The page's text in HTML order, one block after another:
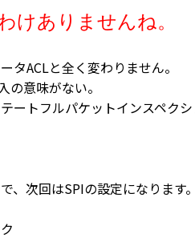
けありませんね。
タACLと全く変わりません。
の意味がない。
ートフルパケットインスペク
、次回はSPIの設定になります。